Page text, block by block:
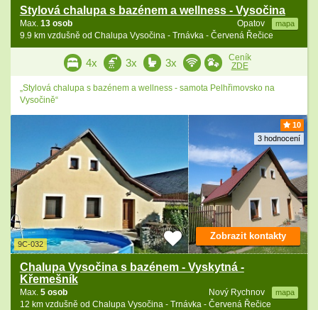
Stylová chalupa s bazénem a wellness - Vysočina
Opatov mapa
Max. 13 osob
9.9 km vzdušně od Chalupa Vysočina - Trnávka - Červená Řečice
4x 3x 3x
Ceník
ZDE
„Stylová chalupa s bazénem a wellness - samota Pelhřimovsko na
Vysočině“
10
3 hodnocení
9C-032
Chalupa Vysočina s bazénem - Vyskytná -
Křemešník
Nový Rychnov mapa
Max. 5 osob
12 km vzdušně od Chalupa Vysočina - Trnávka - Červená Řečice
Zobrazit kontakty